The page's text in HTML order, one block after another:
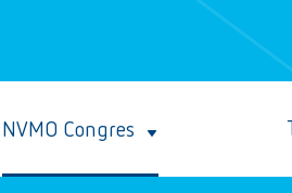
NVMO Congres